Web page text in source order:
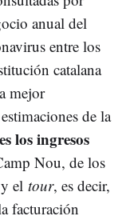
anual del
entre los
catalana
mejor
de la
los ingresos
Nou, de los
el tour, es decir,
facturación